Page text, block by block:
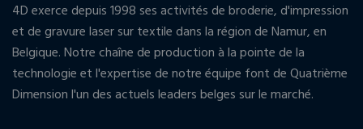
4D exerce depuis 1998 ses activités de broderie, d'impression
et de gravure laser sur textile dans la région de Namur, en
Belgique. Notre chaîne de production à la pointe de la
technologie et l'expertise de notre équipe font de Quatrième
Dimension l'un des actuels leaders belges sur le marché.